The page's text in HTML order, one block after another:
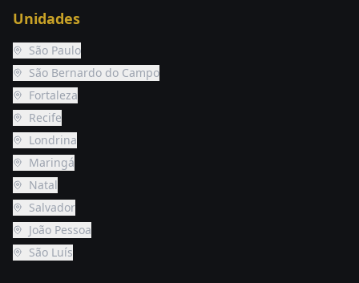
Unidades
São Paulo
São Bernardo do Campo
Fortaleza
Recife
Londrina
Maringá
Natal
Salvador
João Pessoa
São Luís